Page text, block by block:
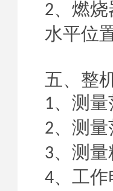
2、燃
水平位
五、整
1、测
2、测
3、测
4、工